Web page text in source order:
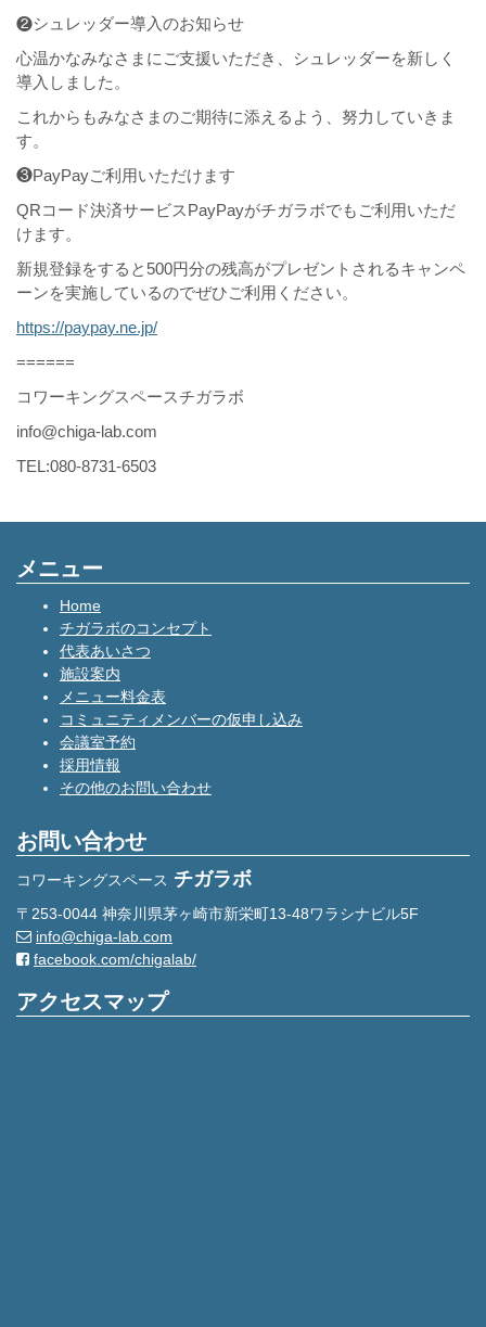
❷シュレッダー導入のお知らせ
心温かなみなさまにご支援いただき、シュレッダーを新しく
導入しました。
これからもみなさまのご期待に添えるよう、努力していきま
す。
❸PayPayご利用いただけます
QRコード決済サービスPayPayがチガラボでもご利用いただ
けます。
新規登録をすると500円分の残高がプレゼントされるキャンペ
ーンを実施しているのでぜひご利用ください。
https://paypay.ne.jp/
======
コワーキングスペースチガラボ
info@chiga-lab.com
TEL:080-8731-6503
メニュー
Home
チガラボのコンセプト
代表あいさつ
施設案内
メニュー料金表
コミュニティメンバーの仮申し込み
会議室予約
採用情報
その他のお問い合わせ
お問い合わせ
コワーキングスペース チガラボ
〒253-0044 神奈川県茅ヶ崎市新栄町13-48ワラシナビル5F
info@chiga-lab.com
facebook.com/chigalab/
アクセスマップ